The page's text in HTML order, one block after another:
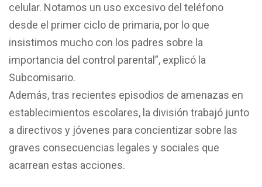
celular. Notamos un uso excesivo del teléfono
desde el primer ciclo de primaria, por lo que
insistimos mucho con los padres sobre la
importancia del control parental”, explicó la
Subcomisario.
Además, tras recientes episodios de amenazas en
establecimientos escolares, la división trabajó junto
a directivos y jóvenes para concientizar sobre las
graves consecuencias legales y sociales que
acarrean estas acciones.